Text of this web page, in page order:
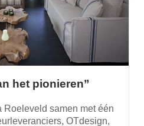
het pionieren”
Roeleveld samen met één
OTdesign,